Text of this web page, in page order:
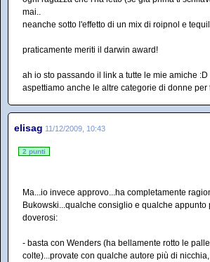
mai..
neanche sotto l'effetto di un mix di roipnol e
praticamente meriti il darwin award!
ah io sto passando il link a tutte le mie amiche :D
aspettiamo anche le altre categorie di donne per
elisag 11/12/2009, 10:43
2 punti
Ma...io invece approvo...ha completamente
Bukowski...qualche consiglio e qualche appunto
doverosi:
- basta con Wenders (ha bellamente rotto le
colte)...provate con qualche autore più di